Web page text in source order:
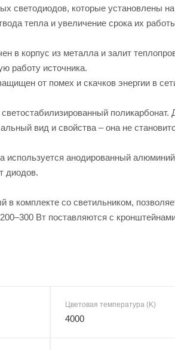
светодиодов, которые установлены
тепла и увеличение срока их
в корпус из металла и залит
работу источника.
от помех и скачков энергии в
вид и свойства – она не
используется анодированный
диодов.
комплекте со светильником,
Вт поставляются с
Цветовая температура (K)
4000